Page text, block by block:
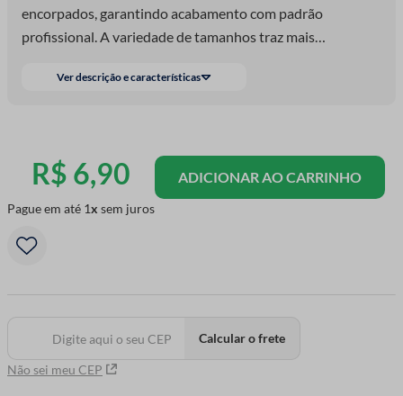
encorpados, garantindo acabamento com padrão
profissional. A variedade de tamanhos traz mais
arredondada, as agulhas deslizam entre as fibras do tecido
acabamento limpo. Perfeito para quem busca precisão,
segurança no tecido e qualidade em cada costura.
Ver descrição e características
R$ 6,90
Pague em até 1 sem juros
ADICIONAR AO CARRINHO
Não sei meu CEP
Calcular o frete